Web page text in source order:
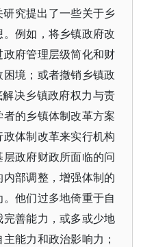
究提出了一些关于乡
例如，将乡镇政府改
府管理层级简化和财
境；或者撤销乡镇政
决乡镇政府权力与责
的乡镇体制改革方案
体制改革来实行机构
政府财政所面临的问
部调整，增强体制的
他们过多地倚重于自
善能力，或多或少地
能力和政治影响力；